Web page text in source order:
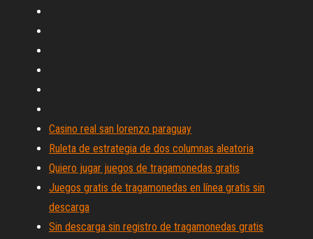
Casino real san lorenzo paraguay
Ruleta de estrategia de dos columnas aleatoria
Quiero jugar juegos de tragamonedas gratis
Juegos gratis de tragamonedas en línea gratis sin
descarga
Sin descarga sin registro de tragamonedas gratis